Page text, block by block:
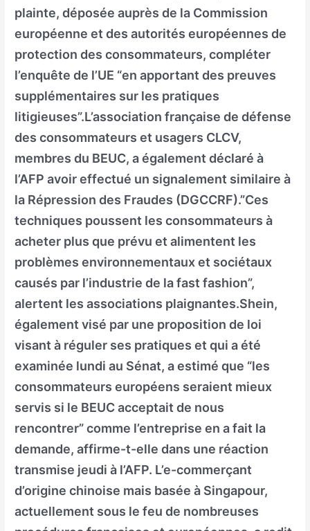
plainte, déposée auprès de la Commission
européenne et des autorités européennes de
protection des consommateurs, compléter
l’enquête de l’UE “en apportant des preuves
supplémentaires sur les pratiques
litigieuses”.L’association française de défense
des consommateurs et usagers CLCV,
membres du BEUC, a également déclaré à
l’AFP avoir effectué un signalement similaire à
la Répression des Fraudes (DGCCRF).”Ces
techniques poussent les consommateurs à
acheter plus que prévu et alimentent les
problèmes environnementaux et sociétaux
causés par l’industrie de la fast fashion”,
alertent les associations plaignantes.Shein,
également visé par une proposition de loi
visant à réguler ses pratiques et qui a été
examinée lundi au Sénat, a estimé que “les
consommateurs européens seraient mieux
servis si le BEUC acceptait de nous
rencontrer” comme l’entreprise en a fait la
demande, affirme-t-elle dans une réaction
transmise jeudi à l’AFP. L’e-commerçant
d’origine chinoise mais basée à Singapour,
actuellement sous le feu de nombreuses